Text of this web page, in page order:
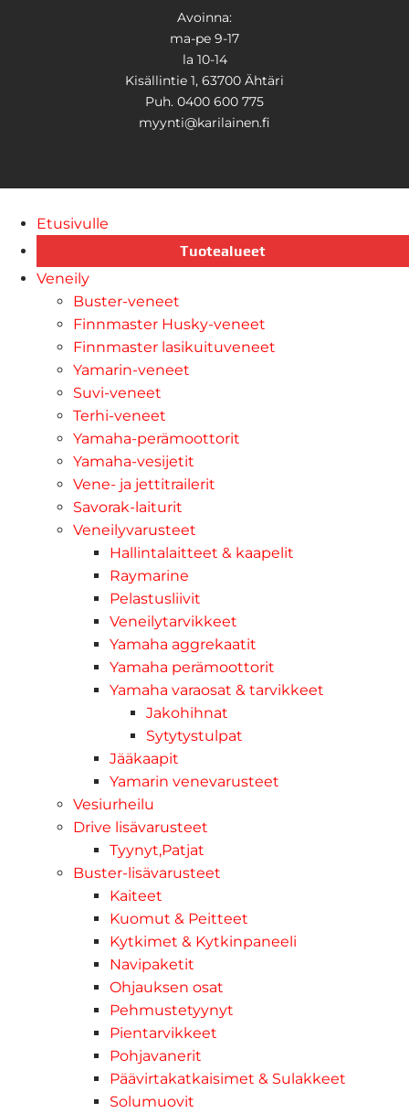
Avoinna:
ma-pe 9-17
la 10-14
Kisällintie 1, 63700 Ähtäri
Puh. 0400 600 775
myynti@karilainen.fi
Etusivulle
Tuotealueet
Veneily
Buster-veneet
Finnmaster Husky-veneet
Finnmaster lasikuituveneet
Yamarin-veneet
Suvi-veneet
Terhi-veneet
Yamaha-perämoottorit
Yamaha-vesijetit
Vene- ja jettitrailerit
Savorak-laiturit
Veneilyvarusteet
Hallintalaitteet & kaapelit
Raymarine
Pelastusliivit
Veneilytarvikkeet
Yamaha aggrekaatit
Yamaha perämoottorit
Yamaha varaosat & tarvikkeet
Jakohihnat
Sytytystulpat
Jääkaapit
Yamarin venevarusteet
Vesiurheilu
Drive lisävarusteet
Tyynyt,Patjat
Buster-lisävarusteet
Kaiteet
Kuomut & Peitteet
Kytkimet & Kytkinpaneeli
Navipaketit
Ohjauksen osat
Pehmustetyynyt
Pientarvikkeet
Pohjavanerit
Päävirtakatkaisimet & Sulakkeet
Solumuovit